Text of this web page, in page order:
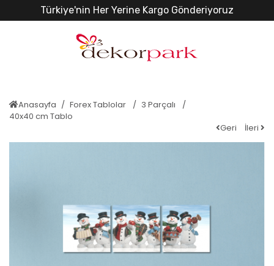
Türkiye'nin Her Yerine Kargo Gönderiyoruz
Anasayfa Forex Tablolar
3 Parçalı
40x40 cm Tablo
Geri
İleri